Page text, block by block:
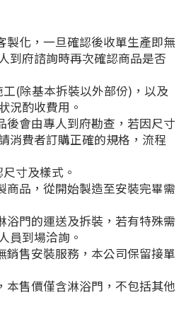
製化，一旦確認後收單生產即無
到府諮詢時再次確認商品是否
(除基本拆裝以外部份)，以及
況酌收費用。
後會由專人到府勘查，若因尺寸
消費者訂購正確的規格，流程
寸及樣式。
商品，從開始製造至安裝完畢需
浴門的運送及拆裝，若有特殊需
員到場洽詢。
銷售安裝服務，本公司保留接單
本售價僅含淋浴門，不包括其他